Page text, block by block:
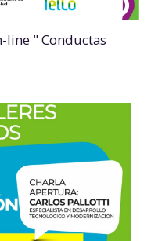
line " Conductas